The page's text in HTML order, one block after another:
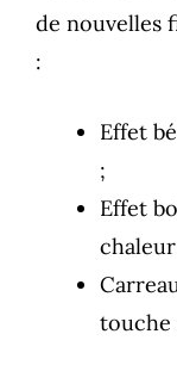
de nouvelles
:
Effet
;
Effet
touche